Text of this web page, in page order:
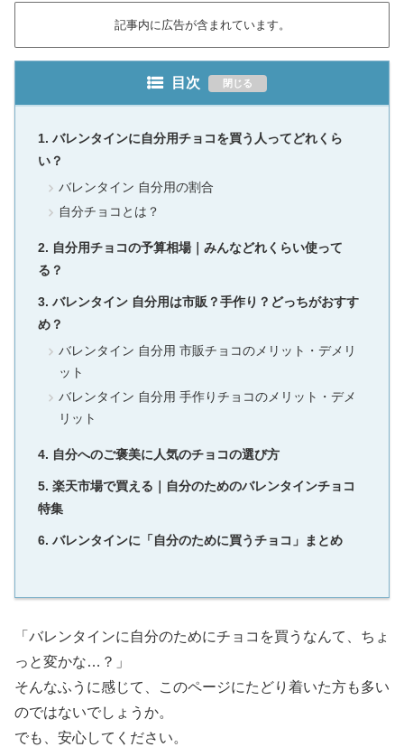
記事内に広告が含まれています。
目次
バレンタインに自分用チョコを買う人ってどれくら
い？
バレンタイン 自分用の割合
自分チョコとは？
自分用チョコの予算相場｜みんなどれくらい使って
る？
バレンタイン 自分用は市販？手作り？どっちがおすす
め？
バレンタイン 自分用 市販チョコのメリット・デメリ
ット
バレンタイン 自分用 手作りチョコのメリット・デメ
リット
自分へのご褒美に人気のチョコの選び方
楽天市場で買える｜自分のためのバレンタインチョコ
特集
バレンタインに「自分のために買うチョコ」まとめ
「バレンタインに自分のためにチョコを買うなんて、ちょ
っと変かな…？」
そんなふうに感じて、このページにたどり着いた方も多い
のではないでしょうか。
でも、安心してください。